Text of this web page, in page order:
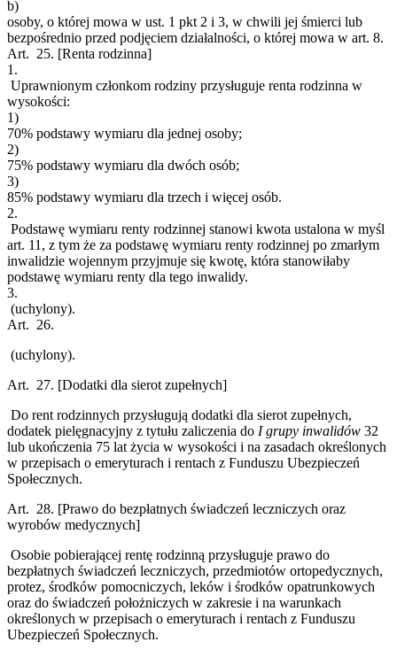
b)
osoby, o której mowa w ust. 1 pkt 2 i 3, w chwili jej śmierci lub
bezpośrednio przed podjęciem działalności, o której mowa w art. 8.
Art. 25. [Renta rodzinna]
1.
Uprawnionym członkom rodziny przysługuje renta rodzinna w
wysokości:
1)
70% podstawy wymiaru dla jednej osoby;
2)
75% podstawy wymiaru dla dwóch osób;
3)
85% podstawy wymiaru dla trzech i więcej osób.
2.
Podstawę wymiaru renty rodzinnej stanowi kwota ustalona w myśl
art. 11, z tym że za podstawę wymiaru renty rodzinnej po zmarłym
inwalidzie wojennym przyjmuje się kwotę, która stanowiłaby
podstawę wymiaru renty dla tego inwalidy.
3.
(uchylony).
Art. 26.
(uchylony).
Art. 27. [Dodatki dla sierot zupełnych]
Do rent rodzinnych przysługują dodatki dla sierot zupełnych,
dodatek pielęgnacyjny z tytułu zaliczenia do I grupy inwalidów 32
lub ukończenia 75 lat życia w wysokości i na zasadach określonych
w przepisach o emeryturach i rentach z Funduszu Ubezpieczeń
Społecznych.
Art. 28. [Prawo do bezpłatnych świadczeń leczniczych oraz
wyrobów medycznych]
Osobie pobierającej rentę rodzinną przysługuje prawo do
bezpłatnych świadczeń leczniczych, przedmiotów ortopedycznych,
protez, środków pomocniczych, leków i środków opatrunkowych
oraz do świadczeń położniczych w zakresie i na warunkach
określonych w przepisach o emeryturach i rentach z Funduszu
Ubezpieczeń Społecznych.